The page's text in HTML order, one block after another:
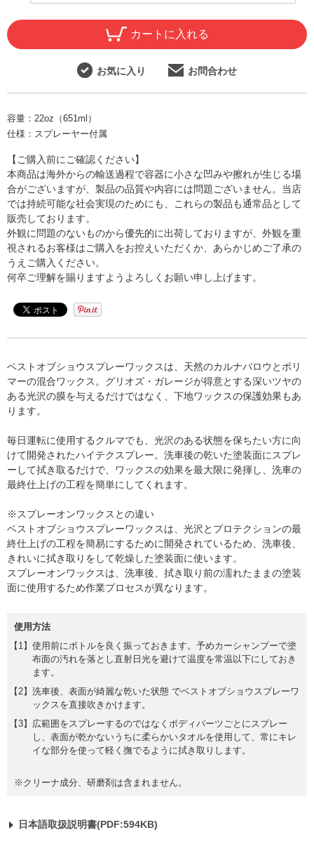
カートに入れる
お気に入り お問合わせ
容量： 22oz（651ml）
仕様： スプレーヤー付属
【ご購入前にご確認ください】
本商品は海外からの輸送過程で容器に小さな凹みや擦れが生じる場
合がございますが、製品の品質や内容には問題ございません。当店
では持続可能な社会実現のためにも、これらの製品も通常品として
販売しております。
外観に問題のないものから優先的に出荷しておりますが、外観を重
視されるお客様はご購入をお控えいただくか、あらかじめご了承の
うえご購入ください。
何卒ご理解を賜りますようよろしくお願い申し上げます。
ベストオブショウスプレーワックスは、天然のカルナバロウとポリ
マーの混合ワックス。グリオズ・ガレージが得意とする深いツヤの
ある光沢の膜を与えるだけではなく、下地ワックスの保護効果もあ
ります。
毎日運転に使用するクルマでも、光沢のある状態を保ちたい方に向
けて開発されたハイテクスプレー。洗車後の乾いた塗装面にスプレ
ーして拭き取るだけで、ワックスの効果を最大限に発揮し、洗車の
最終仕上げの工程を簡単にしてくれます。
※スプレーオンワックスとの違い
ベストオブショウスプレーワックスは、光沢とプロテクションの最
終仕上げの工程を簡易にするために開発されているため、洗車後、
きれいに拭き取りをして乾燥した塗装面に使います。
スプレーオンワックスは、洗車後、拭き取り前の濡れたままの塗装
面に使用するため作業プロセスが異なります。
使用方法
使用前にボトルを良く振っておきます。予めカーシャンプーで塗
布面の汚れを落とし直射日光を避けて温度を常温以下にしておき
ます。
洗車後、表面が綺麗な乾いた状態 でベストオブショウスプレーワ
ックスを直接吹きかけます。
広範囲をスプレーするのではなくボディパーツごとにスプレー
し、表面が乾かないうちに柔らかいタオルを使用して、常にキレ
イな部分を使って軽く撫でるように拭き取りします。
※クリーナ成分、研磨剤は含まれません。
日本語取扱説明書(PDF:594KB)